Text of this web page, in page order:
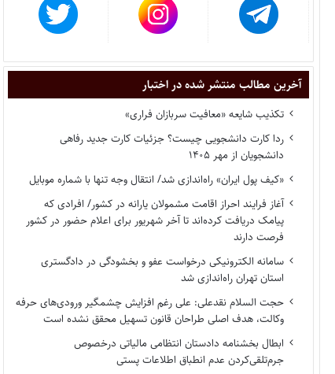
آخرین مطالب منتشر شده در اختبار
تکذیب شایعه «معافیت سربازان فراری»
ردا کارت دانشجویی چیست؟ جزئیات کارت جدید رفاهی
دانشجویان از مهر ۱۴۰۵
«کیف پول ایران» راه‌اندازی شد/ انتقال وجه تنها با شماره موبایل
آغاز فرایند احراز اقامت مشمولان یارانه در کشور/ افرادی که
پیامک دریافت کرده‌اند تا آخر شهریور برای اعلام حضور در کشور
فرصت دارند
سامانه الکترونیکی درخواست عفو و بخشودگی در دادگستری
استان تهران راه‌اندازی شد
حجت السلام نقدعلی: علی رغم افزایش چشمگیر ورودی‌های حرفه
وکالت، هدف اصلی طراحان قانون تسهیل محقق نشده است
ابطال بخشنامه دادستان انتظامی مالیاتی درخصوص
جرم‌تلقی‌کردن عدم انطباق اطلاعات پستی